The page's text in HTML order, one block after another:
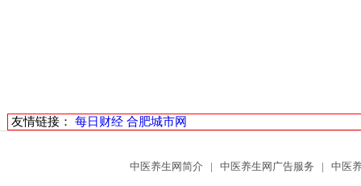
友情链接： 每日财经 合肥城市网
中医养生网简介 | 中医养生网广告服务 | 中医